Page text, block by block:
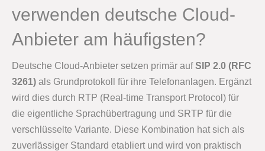
verwenden deutsche Cloud-
Anbieter am häufigsten?
Deutsche Cloud-Anbieter setzen primär aufSIP 2.0 (RFC
3261) als Grundprotokoll für ihre Telefonanlagen. Ergänzt
wird dies durch RTP (Real-time Transport Protocol) für
die eigentliche Sprachübertragung und SRTP für die
verschlüsselte Variante. Diese Kombination hat sich als
zuverlässiger Standard etabliert und wird von praktisch